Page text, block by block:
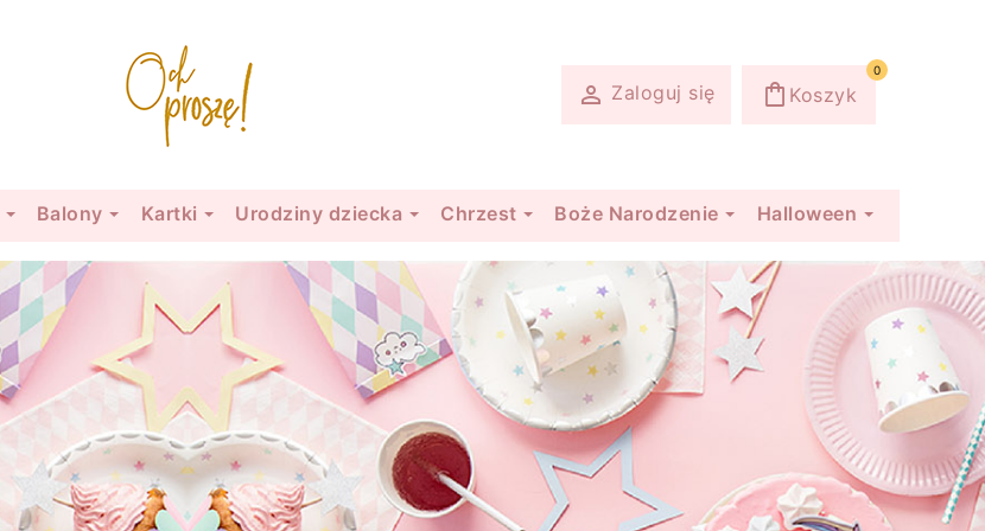
 Zaloguj się shopping_bag Koszyk
0
Balony Kartki Urodziny dziecka Chrzest Boże Narodzenie Halloween